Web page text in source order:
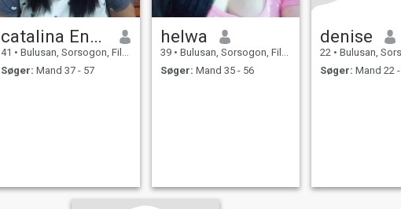
catalina Endino
41 • Bulusan, Sorsogon, Filippinerne
Søger: Mand 37 - 57
helwa
39 • Bulusan, Sorsogon, Filippinerne
Søger: Mand 35 - 56
denise
22 • Bulusan,
Søger: Mand 22